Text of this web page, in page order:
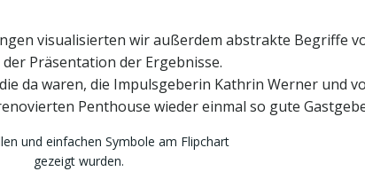
visualisierten wir außerdem abstrakte Begriffe
Präsentation der Ergebnisse.
da waren, die Impulsgeberin Kathrin Werner und
Penthouse wieder einmal so gute
und einfachen Symbole am Flipchart
gezeigt wurden.